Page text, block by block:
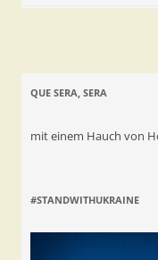
QUE SERA, SERA
mit einem Hauch von
#STANDWITHUKRAINE